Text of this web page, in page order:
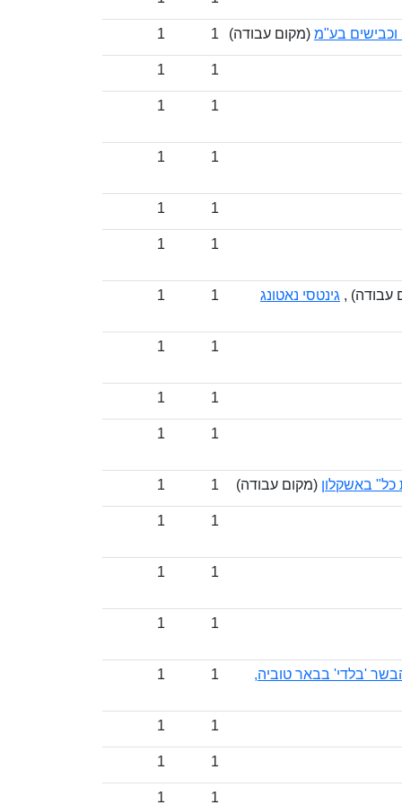
בע"מ (מקום עבודה) 1
1
1
1
1
1
1
1
1
1
1
1
עבודה) , גינטסי נאטונג
1
1
1
1
1
1
1
1
באשקלון (מקום עבודה) 1
1
1
1
1
1
1
1
'בלדי' בבאר טוביה,
1
1
1
1
1
1
1
1